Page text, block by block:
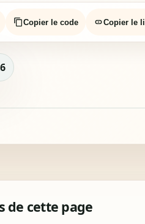
Copier le code Copier le
de cette page